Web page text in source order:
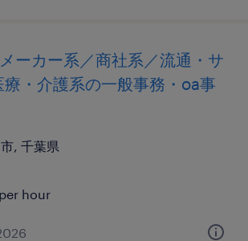
ーカー系／商社系／流通・サ
療・介護系の一般事務・oa事
, 千葉県
hour